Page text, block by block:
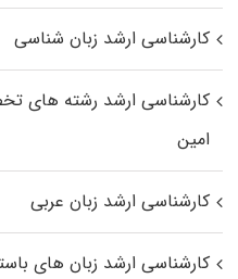
کارشناسی ارشد زبان شناسی
کارشناسی ارشد رﺷﺘﻪ ﻫﺎی
اﻣﻴﻦ
کارشناسی ارشد زبان عربی
کارشناسی ارشد زبان‌ های